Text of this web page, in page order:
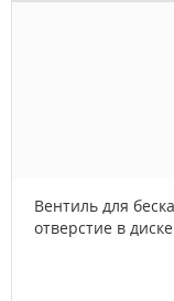
Вентиль для
отверстие в